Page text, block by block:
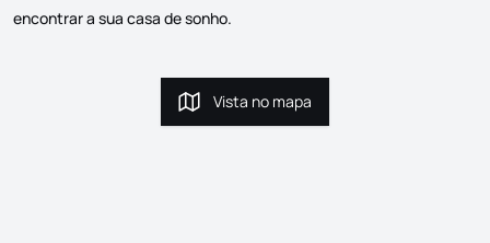
encontrar a sua casa de sonho.
Vista no mapa
Vista no mapa